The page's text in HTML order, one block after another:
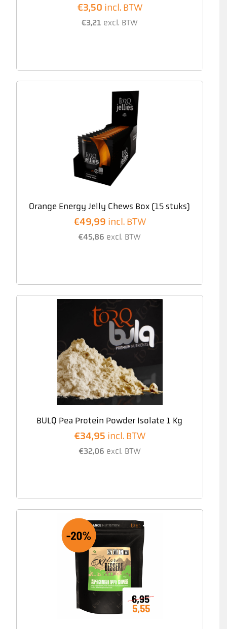
€3,50 incl. BTW
€3,21 excl. BTW
Orange Energy Jelly Chews Box (15 stuks)
€49,99 incl. BTW
€45,86 excl. BTW
BULQ Pea Protein Powder Isolate 1 Kg
€34,95 incl. BTW
€32,06 excl. BTW